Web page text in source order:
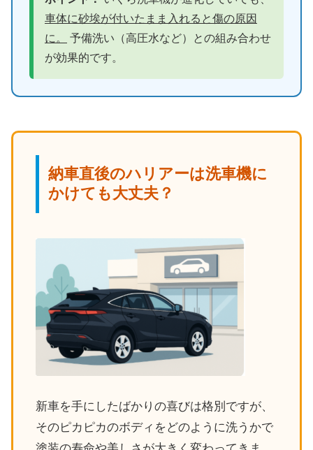
車体に砂埃が付いたまま入れると傷の原因
に。
予備洗い（高圧水など）との組み合わせ
が効果的です。
納車直後のハリアーは洗車機に
かけても大丈夫？
新車を手にしたばかりの喜びは格別ですが、
そのピカピカのボディをどのように洗うかで